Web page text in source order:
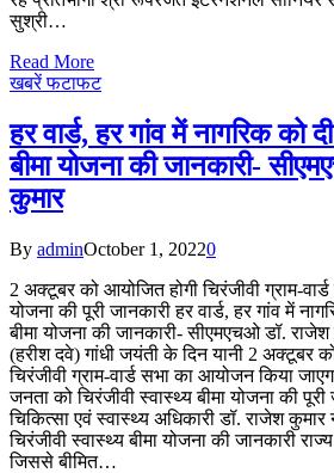
सुश्री…
Read More
खबरें फटाफट
हर वार्ड, हर गांव में नागरिक को
बीमा योजना की जानकारी-
कुमार
By adminOctober 1, 20220
2 अक्टूबर को आयोजित होगी चिरंजीवी ग्राम-
योजना की पूरी जानकारी हर वार्ड, हर गांव में
बीमा योजना की जानकारी- सीएमएचओ डॉ. राजेश
(हरीश दवे) गांधी जयंती के दिन यानी 2 अक्टूबर
चिरंजीवी ग्राम-वार्ड सभा का आयोजन किया
जनता को चिरंजीवी स्वास्थ्य बीमा योजना की
चिकित्सा एवं स्वास्थ्य अधिकारी डॉ. राजेश
चिरंजीवी स्वास्थ्य बीमा योजना की जानकारी
जिससे बीमित…